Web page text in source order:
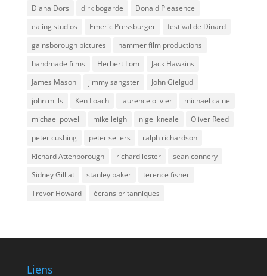
Diana Dors
dirk bogarde
Donald Pleasence
ealing studios
Emeric Pressburger
festival de Dinard
gainsborough pictures
hammer film productions
handmade films
Herbert Lom
Jack Hawkins
James Mason
jimmy sangster
John Gielgud
john mills
Ken Loach laurence olivier
michael caine
michael powell
mike leigh nigel kneale
Oliver Reed
peter cushing
peter sellers
ralph richardson
Richard Attenborough
richard lester
sean connery
Sidney Gilliat
stanley baker
terence fisher
Trevor Howard
écrans britanniques
Liens